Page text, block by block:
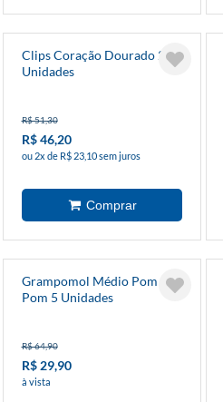
Clips Coração Dourado 20
Unidades
R$ 51,30
R$ 46,20
ou 2x de R$ 23,10 sem juros
Grampomol Médio Pom
Pom 5 Unidades
R$ 64,90
R$ 29,90
à vista